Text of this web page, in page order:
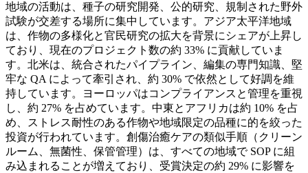
地域の活動は、種子の研究開発、公的研究、規制された野外
試験が交差する場所に集中しています。アジア太平洋地域
は、作物の多様化と官民研究の拡大を背景にシェアが上昇し
ており、現在のプロジェクト数の約 33% に貢献していま
す。北米は、統合されたパイプライン、編集の専門知識、堅
牢な QA によって牽引され、約 30% で依然として好調を維
持しています。ヨーロッパはコンプライアンスと管理を重視
し、約 27% を占めています。中東とアフリカは約 10% を占
め、ストレス耐性のある作物や地域限定の品種に的を絞った
投資が行われています。創傷治癒ケアの類似手順（クリーン
ルーム、無菌性、保管管理）は、すべての地域で SOP に組
み込まれることが増えており、受賞決定の約 29% に影響を